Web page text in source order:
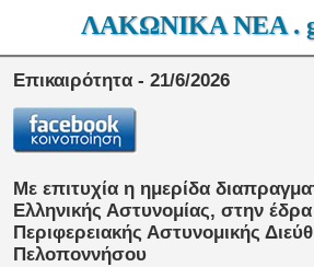
ΛΑΚΩΝΙΚΑ ΝΕΑ .
Επικαιρότητα - 21/6/2026
Με επιτυχία η ημερίδα
Ελληνικής Αστυνομίας, στην έδρα
Περιφερειακής Αστυνομικής
Πελοποννήσου